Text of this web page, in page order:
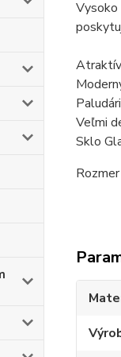
Vysoko
Veľmi
Sklo